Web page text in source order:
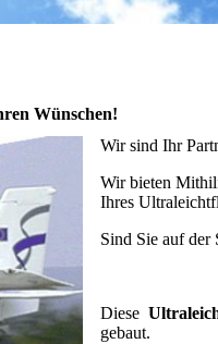
Ihren Wünschen!
Wir sind Ihr
Wir bieten
Ihres
Sind Sie auf der
Diese
gebaut.